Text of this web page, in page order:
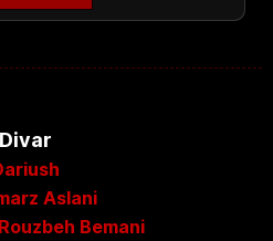
Divar
Aslani
Rouzbeh Bemani